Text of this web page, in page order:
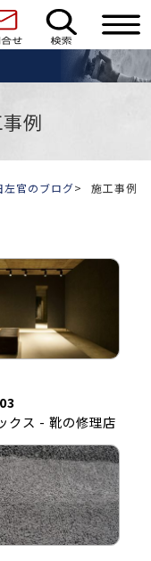
例
左官のブログ 施工事例
クス - 靴の修理店